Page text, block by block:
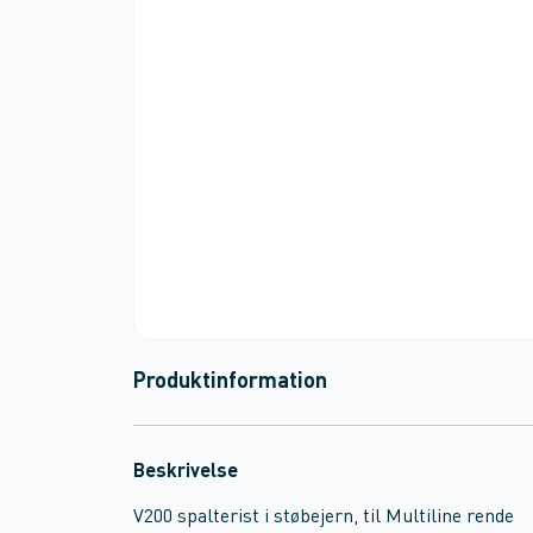
Produktinformation
Beskrivelse
V200 spalterist i støbejern, til Multiline rende